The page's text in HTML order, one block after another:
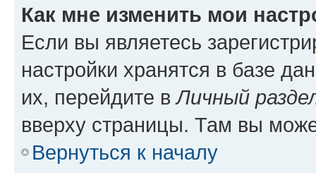
Как мне изменить мои
Если вы являетесь
настройки хранятся в базе
их, перейдите вЛичный
вверху страницы. Там вы
Вернуться к началу